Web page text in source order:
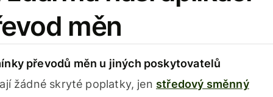
měn
převodů měn u jiných poskytovatelů
žádné skryté poplatky, jen středový směnný